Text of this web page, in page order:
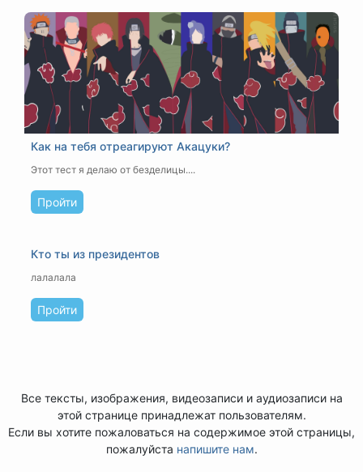
Как на тебя отреагируют Акацуки?
Этот тест я делаю от безделицы....
Пройти
Кто ты из президентов
лалалала
Пройти
Все тексты, изображения, видеозаписи и аудиозаписи на
этой странице принадлежат пользователям.
Если вы хотите пожаловаться на содержимое этой страницы,
пожалуйста напишите нам.